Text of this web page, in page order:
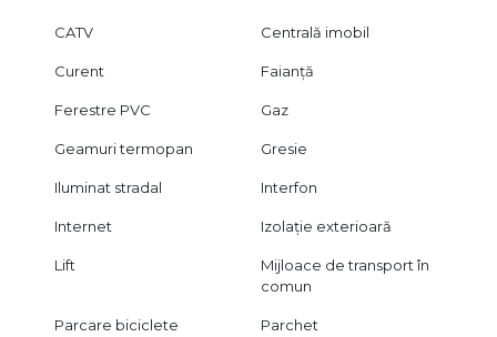
CATV Centrală imobil
Curent Faianță
Ferestre PVC Gaz
Geamuri termopan Gresie
Iluminat stradal Interfon
Internet Izolație exterioară
Lift
Mijloace de transport în
comun
Parcare biciclete Parchet